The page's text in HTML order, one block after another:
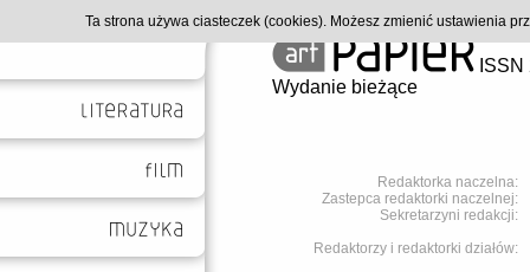
Wydanie bieżące
Redaktorka naczelna:
Zastepca redaktorki naczelnej:
Sekretarzyni redakcji:
Redaktorzy i redaktorki działów:
Ta strona używa ciasteczek (cookies). Możesz zmienić ustawienia